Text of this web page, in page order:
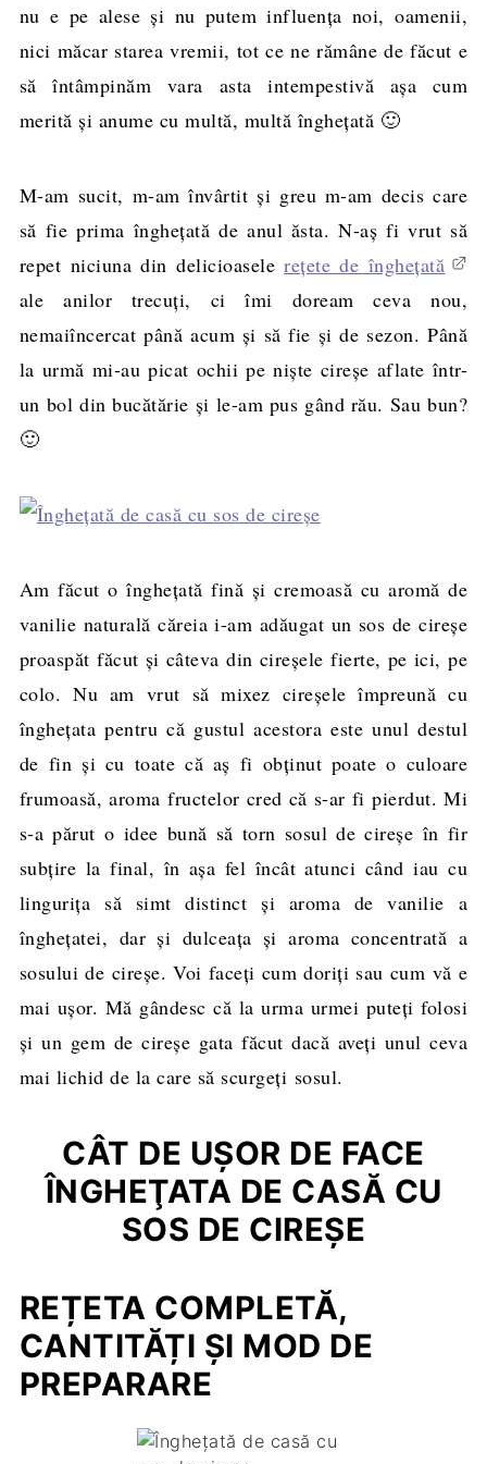
nu e pe alese şi nu putem influenţa noi, oamenii,
nici măcar starea vremii, tot ce ne rămâne de făcut e
să întâmpinăm vara asta intempestivă aşa cum
merită şi anume cu multă, multă înghețată 🙂
M-am sucit, m-am învârtit şi greu m-am decis care
să fie prima îngheţată de anul ăsta. N-aş fi vrut să
repet niciuna din delicioaselereţete de îngheţată
ale anilor trecuţi, ci îmi doream ceva nou,
nemaiîncercat până acum şi să fie şi de sezon. Până
la urmă mi-au picat ochii pe nişte cireşe aflate într-
un bol din bucătărie şi le-am pus gând rău. Sau bun?
🙂
Am făcut o îngheţată fină şi cremoasă cu aromă de
vanilie naturală căreia i-am adăugat un sos de cireşe
proaspăt făcut şi câteva din cireşele fierte, pe ici, pe
colo. Nu am vrut să mixez cireşele împreună cu
îngheţata pentru că gustul acestora este unul destul
de fin şi cu toate că aş fi obţinut poate o culoare
frumoasă, aroma fructelor cred că s-ar fi pierdut. Mi
s-a părut o idee bună să torn sosul de cireşe în fir
subţire la final, în aşa fel încât atunci când iau cu
linguriţa să simt distinct şi aroma de vanilie a
îngheţatei, dar şi dulceaţa şi aroma concentrată a
sosului de cireşe. Voi faceţi cum doriţi sau cum vă e
mai uşor. Mă gândesc că la urma urmei puteţi folosi
şi un gem de cireşe gata făcut dacă aveţi unul ceva
mai lichid de la care să scurgeţi sosul.
CÂT DE UŞOR DE FACE
ÎNGHEŢATA DE CASĂ CU
SOS DE CIREŞE
REȚETA COMPLETĂ,
CANTITĂȚI ȘI MOD DE
PREPARARE